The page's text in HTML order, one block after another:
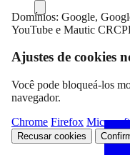
Compartilhar
Domínios: Google,
YouTube e Mautic
Ajustes de cookies
Você pode bloqueá-los
navegador.
Chrome Firefox Microsoft
Recusar cookies